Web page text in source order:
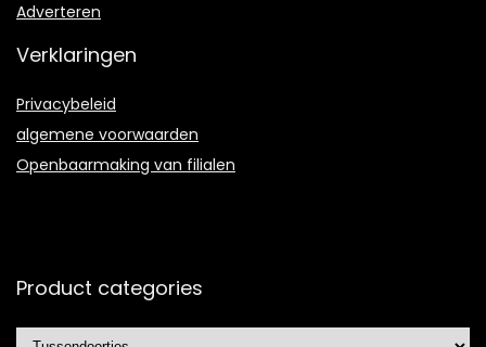
Adverteren
Verklaringen
Privacybeleid
algemene voorwaarden
Openbaarmaking van filialen
Product categories